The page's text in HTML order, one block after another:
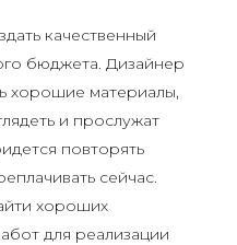
качественный
бюджета. Дизайнер
хорошие материалы,
и прослужат
повторять
сейчас.
хороших
для реализации